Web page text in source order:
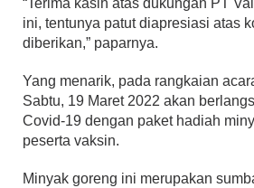
“Terima kasih atas dukungan PT
ini, tentunya patut diapresiasi atas
diberikan,” paparnya.
Yang menarik, pada rangkaian
Sabtu, 19 Maret 2022 akan
Covid-19 dengan paket hadiah
peserta vaksin.
Minyak goreng ini merupakan